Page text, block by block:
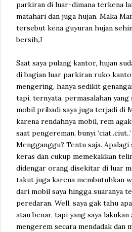
parkiran di luar-dimana terkena
matahari dan juga hujan. Maka
tersebut kena guyuran hujan
bersih,J
Saat saya pulang kantor, hujan
di bagian luar parkiran ruko
mengering, hanya sedikit
tapi, ternyata, permasalahan yang
mobil pribadi saya juga terjadi di
karena rendahnya mobil, rem
saat pengereman, bunyi
Mengganggu? Tentu saja. Apalagi
keras dan cukup memekakkan
didengar orang disekitar di luar
takut juga karena membutuhkan
dari mobil saya hingga suaranya
peredaran. Well, saya gak tahu
atau benar, tapi yang saya lakukan
mengerem secara mendadak dan